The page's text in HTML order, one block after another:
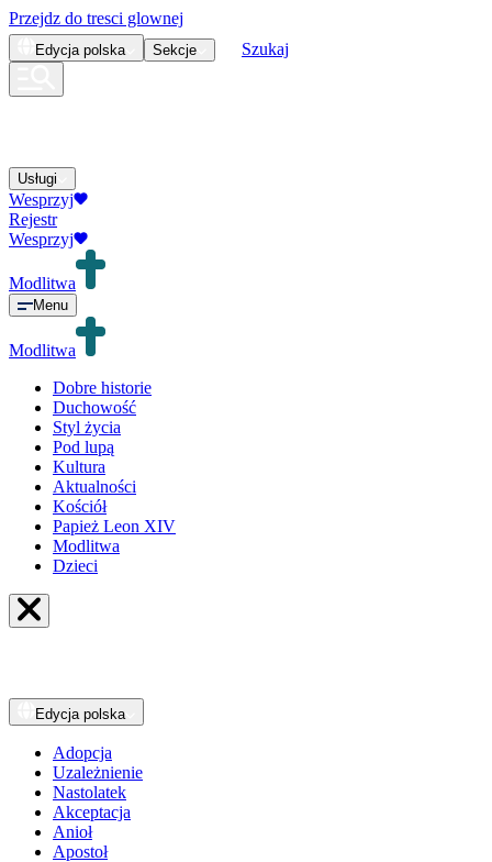
Przejdz do tresci glownej
Edycja polska Sekcje Szukaj
Usługi
Wesprzyj
Rejestr
Wesprzyj
Modlitwa
Menu
Modlitwa
Dobre historie
Duchowość
Styl życia
Pod lupą
Kultura
Aktualności
Kościół
Papież Leon XIV
Modlitwa
Dzieci
Edycja polska
Adopcja
Uzależnienie
Nastolatek
Akceptacja
Anioł
Apostoł